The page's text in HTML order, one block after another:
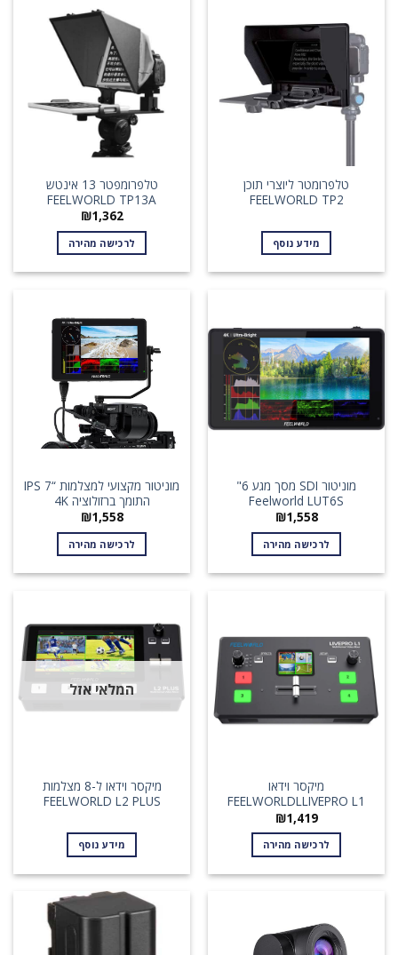
טלפרומטר ליוצרי תוכן
FEELWORLD TP2
מידע נוסף
טלפרומפטר 13 אינטש
FEELWORLD TP13A
₪1,362
לרכישה מהירה
מוניטור SDI מסך מגע 6"
Feelworld LUT6S
₪1,558
לרכישה מהירה
מוניטור מקצועי למצלמות “IPS 7
התומך ברזולוציה 4K
₪1,558
לרכישה מהירה
מיקסר וידאו
FEELWORLDLLIVEPRO L1
₪1,419
לרכישה מהירה
המלאי אזל
מיקסר וידאו ל-8 מצלמות
FEELWORLD L2 PLUS
מידע נוסף